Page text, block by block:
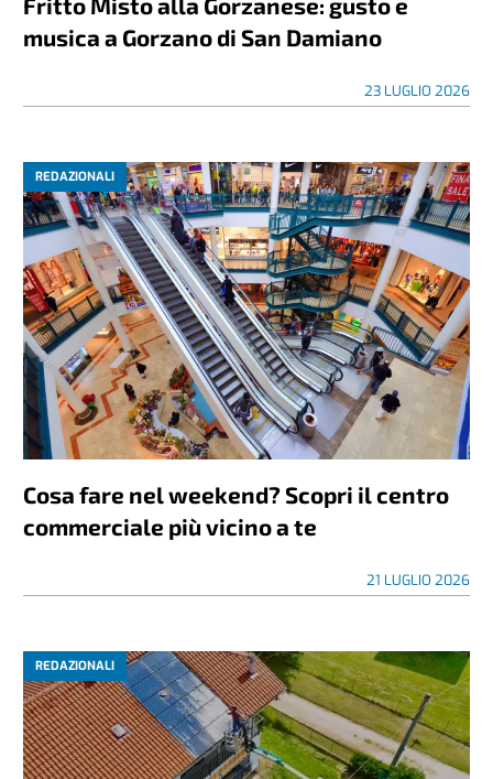
musica a Gorzano di San Damiano
23 LUGLIO 2026
REDAZIONALI
Cosa fare nel weekend? Scopri il centro
commerciale più vicino a te
21 LUGLIO 2026
REDAZIONALI